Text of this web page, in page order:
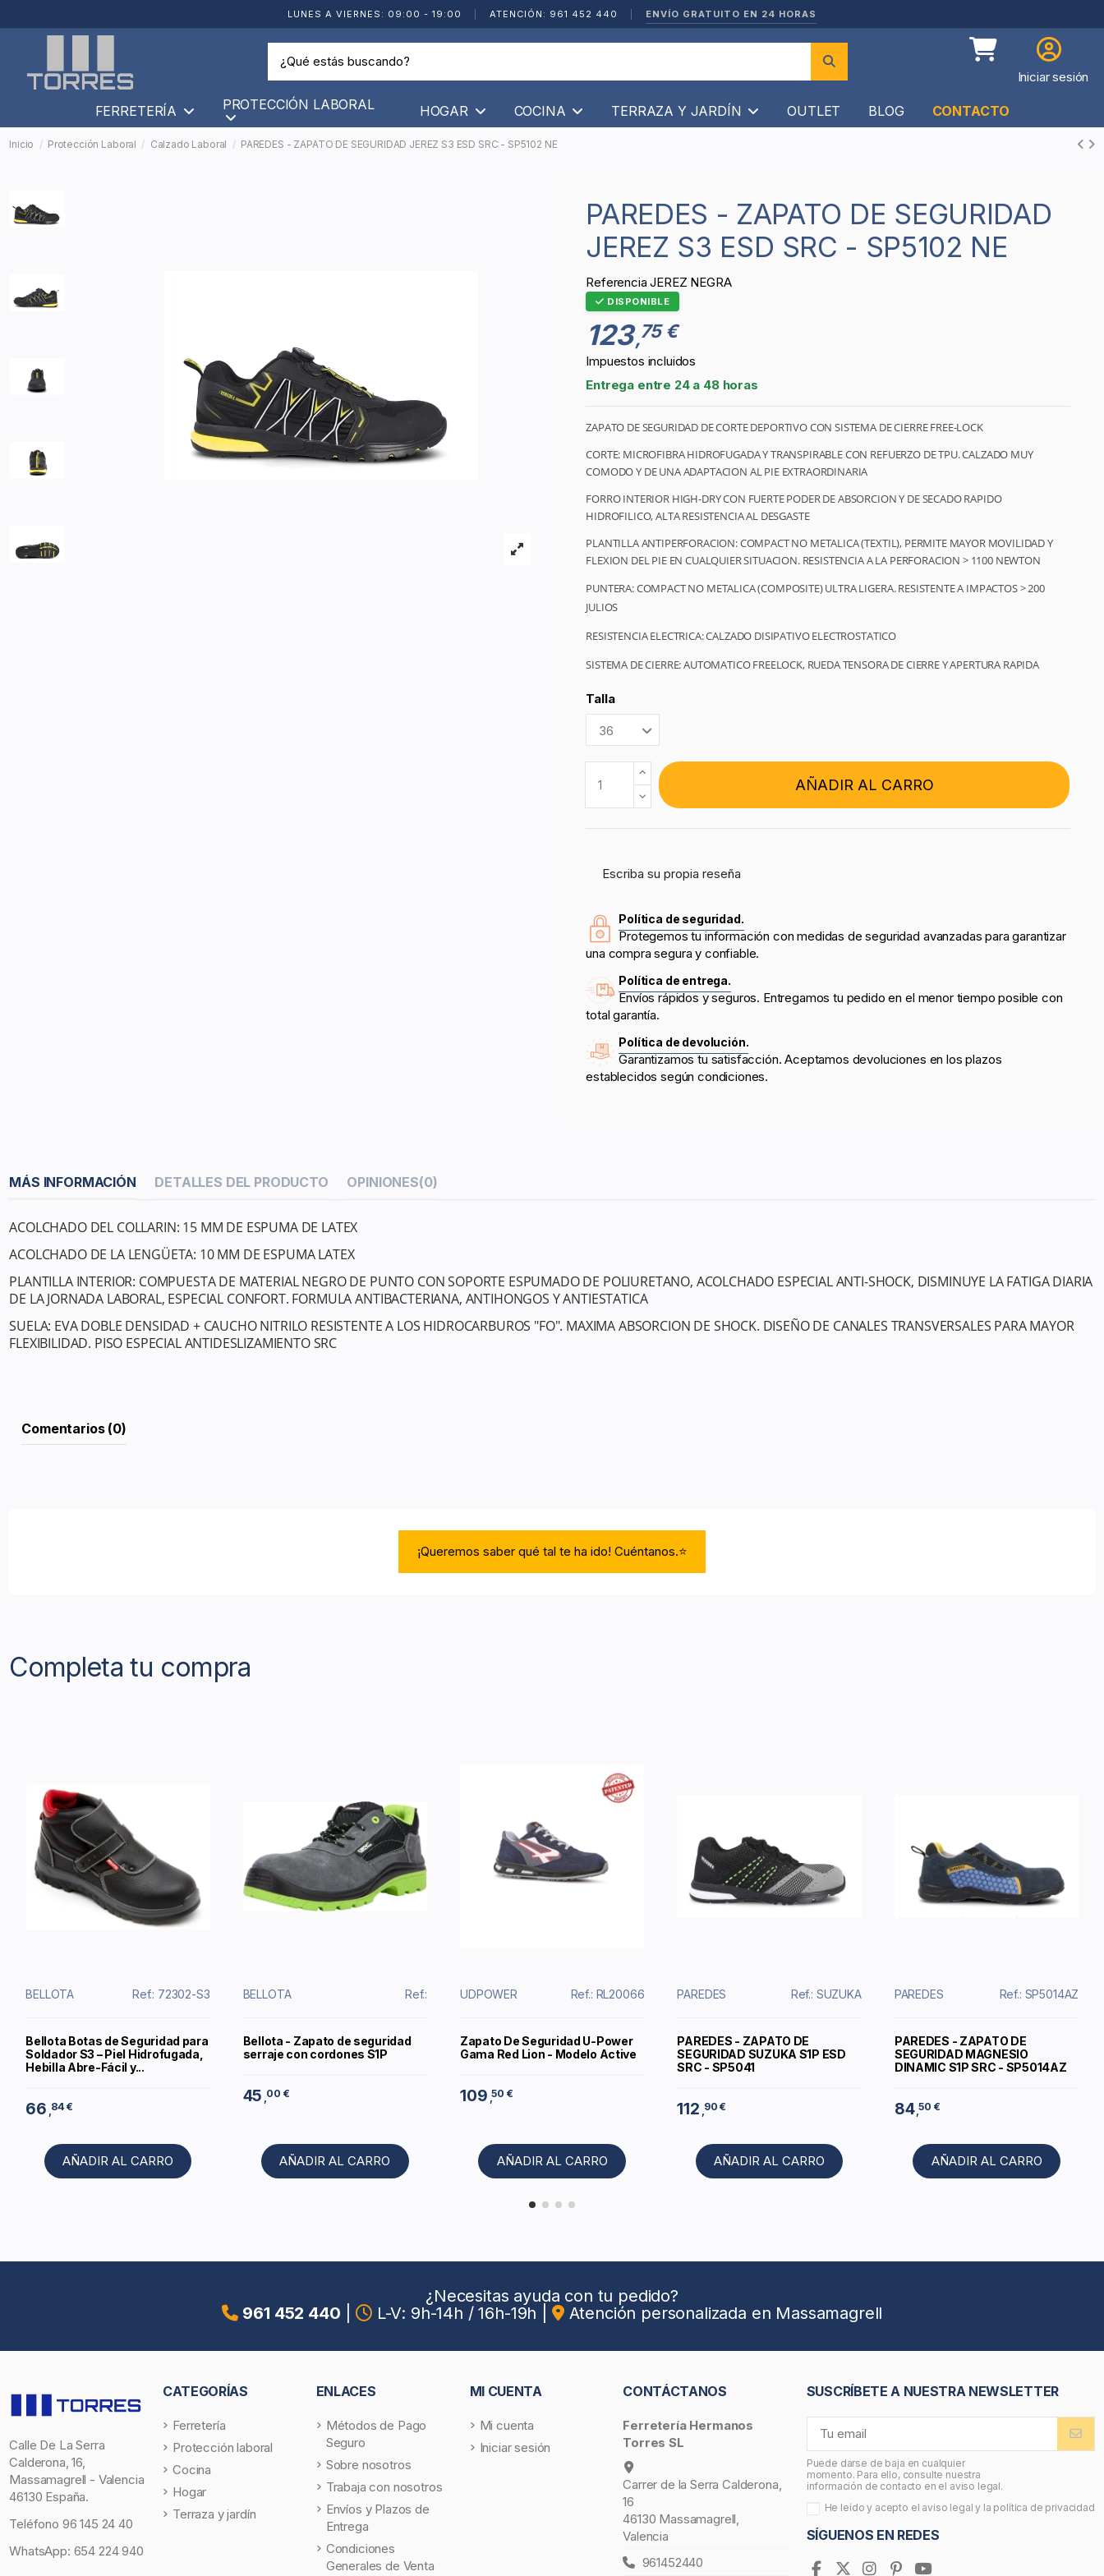
LUNES A VIERNES: 09:00 - 19:00 ATENCIÓN: 961 452 440 ENVÍO GRATUITO EN 24 HORAS
Iniciar sesión
FERRETERÍA PROTECCIÓN LABORAL HOGAR COCINA TERRAZA Y JARDÍN OUTLET BLOG CONTACTO
Inicio Protección Laboral Calzado Laboral PAREDES - ZAPATO DE SEGURIDAD JEREZ S3 ESD SRC - SP5102 NE
PAREDES - ZAPATO DE SEGURIDAD
JEREZ S3 ESD SRC - SP5102 NE
Referencia JEREZ NEGRA
DISPONIBLE
123,75 €
Impuestos incluidos
Entrega entre 24 a 48 horas
ZAPATO DE SEGURIDAD DE CORTE DEPORTIVO CON SISTEMA DE CIERRE FREE-LOCK
CORTE: MICROFIBRA HIDROFUGADA Y TRANSPIRABLE CON REFUERZO DE TPU. CALZADO MUY
COMODO Y DE UNA ADAPTACION AL PIE EXTRAORDINARIA
FORRO INTERIOR HIGH-DRY CON FUERTE PODER DE ABSORCION Y DE SECADO RAPIDO
HIDROFILICO, ALTA RESISTENCIA AL DESGASTE
PLANTILLA ANTIPERFORACION: COMPACT NO METALICA (TEXTIL), PERMITE MAYOR MOVILIDAD Y
FLEXION DEL PIE EN CUALQUIER SITUACION. RESISTENCIA A LA PERFORACION > 1100 NEWTON
PUNTERA: COMPACT NO METALICA (COMPOSITE) ULTRA LIGERA. RESISTENTE A IMPACTOS > 200
JULIOS
RESISTENCIA ELECTRICA: CALZADO DISIPATIVO ELECTROSTATICO
SISTEMA DE CIERRE: AUTOMATICO FREELOCK, RUEDA TENSORA DE CIERRE Y APERTURA RAPIDA
Talla
AÑADIR AL CARRO
Escriba su propia reseña
Política de seguridad.
Protegemos tu información con medidas de seguridad avanzadas para garantizar
una compra segura y confiable.
Política de entrega.
Envíos rápidos y seguros. Entregamos tu pedido en el menor tiempo posible con
total garantía.
Política de devolución.
Garantizamos tu satisfacción. Aceptamos devoluciones en los plazos
establecidos según condiciones.
MÁS INFORMACIÓN DETALLES DEL PRODUCTO OPINIONES(0)
ACOLCHADO DEL COLLARIN: 15 MM DE ESPUMA DE LATEX
ACOLCHADO DE LA LENGÜETA: 10 MM DE ESPUMA LATEX
PLANTILLA INTERIOR: COMPUESTA DE MATERIAL NEGRO DE PUNTO CON SOPORTE ESPUMADO DE POLIURETANO, ACOLCHADO ESPECIAL ANTI-SHOCK, DISMINUYE LA FATIGA DIARIA
DE LA JORNADA LABORAL, ESPECIAL CONFORT. FORMULA ANTIBACTERIANA, ANTIHONGOS Y ANTIESTATICA
SUELA: EVA DOBLE DENSIDAD + CAUCHO NITRILO RESISTENTE A LOS HIDROCARBUROS "FO". MAXIMA ABSORCION DE SHOCK. DISEÑO DE CANALES TRANSVERSALES PARA MAYOR
FLEXIBILIDAD. PISO ESPECIAL ANTIDESLIZAMIENTO SRC
Comentarios (0)
¡Queremos saber qué tal te ha ido! Cuéntanos.⭐
Completa tu compra
BELLOTA Ref.: 72302-S3
Bellota Botas de Seguridad para
Soldador S3 – Piel Hidrofugada,
Hebilla Abre-Fácil y...
66 ,84 €
AÑADIR AL CARRO
BELLOTA Ref.:
Bellota - Zapato de seguridad
serraje con cordones S1P
45 ,00 €
AÑADIR AL CARRO
UDPOWER Ref.: RL20066
Zapato De Seguridad U-Power
Gama Red Lion - Modelo Active
109 ,50 €
AÑADIR AL CARRO
PAREDES Ref.: SUZUKA
PAREDES - ZAPATO DE
SEGURIDAD SUZUKA S1P ESD
SRC - SP5041
112 ,90 €
AÑADIR AL CARRO
PAREDES Ref.: SP5014AZ
PAREDES - ZAPATO DE
SEGURIDAD MAGNESIO
DINAMIC S1P SRC - SP5014AZ
84,50 €
AÑADIR AL CARRO
¿Necesitas ayuda con tu pedido?
961 452 440
L-V: 9h-14h / 16h-19h Atención personalizada en Massamagrell
Calle De La Serra
Calderona, 16,
Massamagrell - Valencia
46130 España.
Teléfono 96 145 24 40
WhatsApp: 654 224 940
CATEGORÍAS
Ferretería
Protección laboral
Cocina
Hogar
Terraza y jardín
ENLACES
Métodos de Pago
Seguro
Sobre nosotros
Trabaja con nosotros
Envíos y Plazos de
Entrega
Condiciones
Generales de Venta
MI CUENTA
Mi cuenta
Iniciar sesión
CONTÁCTANOS
Ferretería Hermanos
Torres SL
Carrer de la Serra Calderona,
16
46130 Massamagrell,
Valencia
961452440
SUSCRÍBETE A NUESTRA NEWSLETTER
Puede darse de baja en cualquier
momento. Para ello, consulte nuestra
información de contacto en el aviso legal.
He leído y acepto el aviso legal y la política de privacidad
SÍGUENOS EN REDES